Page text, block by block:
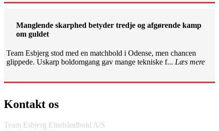
Manglende skarphed betyder tredje og afgørende kamp
om guldet
Team Esbjerg stod med en matchbold i Odense, men chancen
glippede. Uskarp boldomgang gav mange tekniske f... Læs mere
Kontakt os
Team Esbjerg Elitehåndbold A/S